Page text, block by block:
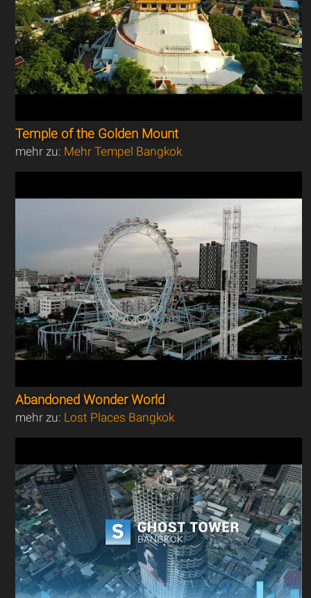
Temple of the Golden Mount
mehr zu: Mehr Tempel Bangkok
Abandoned Wonder World
mehr zu: Lost Places Bangkok